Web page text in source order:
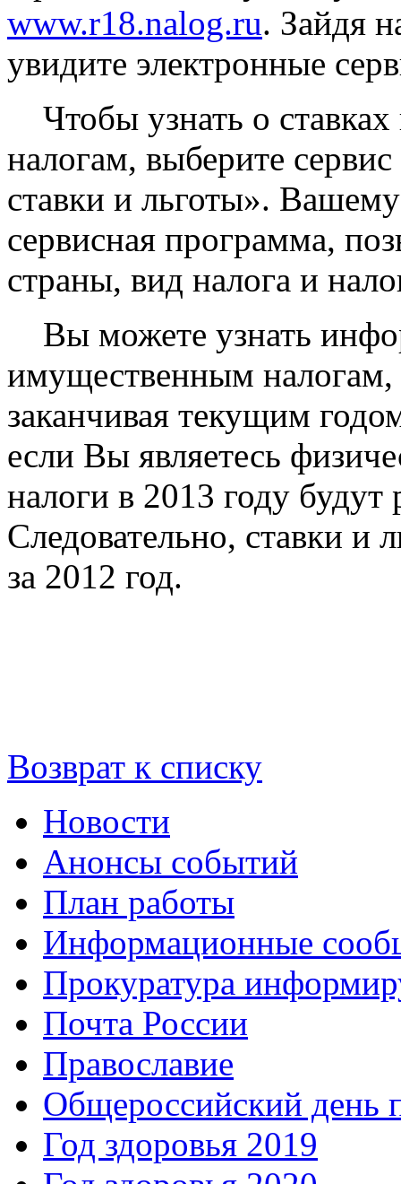
www.r18.nalog.ru. Зайдя
увидите электронные
Чтобы узнать о
налогам, выберите
ставки и льготы».
сервисная программа,
страны, вид налога и
Вы можете узнать
имущественным налогам,
заканчивая текущим
если Вы являетесь
налоги в 2013 году будут
Следовательно, ставки и
за 2012 год.
Возврат к списку
Новости
Анонсы событий
План работы
Информационные
Прокуратура
Почта России
Православие
Общероссийский день
Год здоровья 2019